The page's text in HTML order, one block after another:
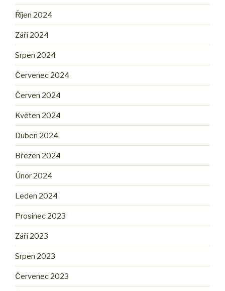
Říjen 2024
Září 2024
Srpen 2024
Červenec 2024
Červen 2024
Květen 2024
Duben 2024
Březen 2024
Únor 2024
Leden 2024
Prosinec 2023
Září 2023
Srpen 2023
Červenec 2023